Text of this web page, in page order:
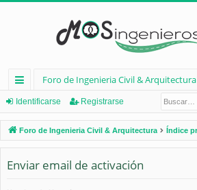
nl
ac
es
rá
Foro de Ingenieria Civil & Arquitectura
Identificarse Registrarse
Foro de Ingenieria Civil & Arquitectura Índice
Enviar email de activación